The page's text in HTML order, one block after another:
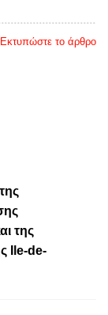
Εκτυπώστε το άρθρο
της
Ile-de-